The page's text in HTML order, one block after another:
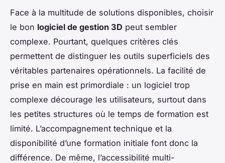
Face à la multitude de solutions disponibles, choisir
le bon logiciel de gestion 3D peut sembler
complexe. Pourtant, quelques critères clés
permettent de distinguer les outils superficiels des
véritables partenaires opérationnels. La facilité de
prise en main est primordiale : un logiciel trop
complexe décourage les utilisateurs, surtout dans
les petites structures où le temps de formation est
limité. L’accompagnement technique et la
disponibilité d’une formation initiale font donc la
différence. De même, l’accessibilité multi-